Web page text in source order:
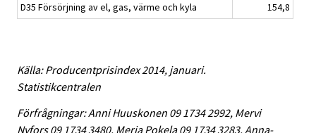
D35 Försörjning av el, gas, värme och kyla
154,8
Källa: Producentprisindex 2014, januari.
Statistikcentralen
Förfrågningar: Anni Huuskonen 09 1734 2992, Mervi
Nyfors 09 1734 3480, Merja Pokela 09 1734 3283, Anna-